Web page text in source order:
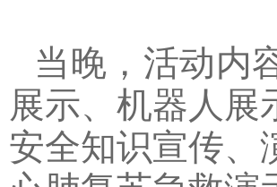
当晚，活动内
展示、机器人展
安全知识宣传、